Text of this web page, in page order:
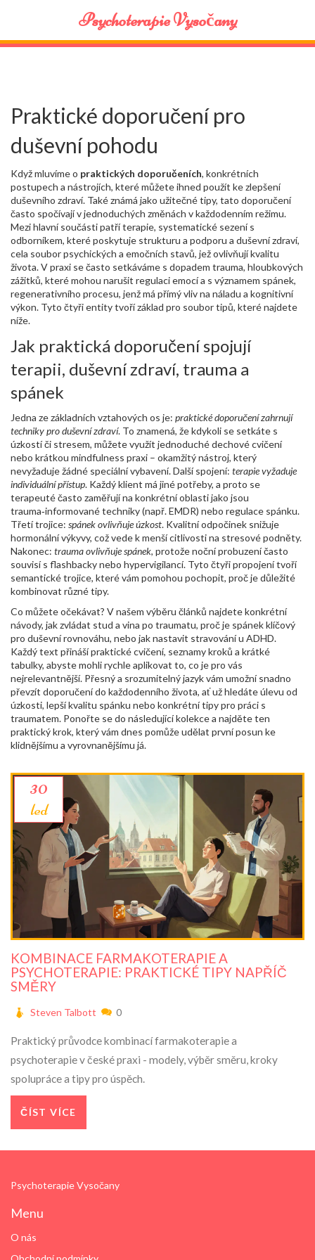
Psychoterapie Vysočany
Praktické doporučení pro
duševní pohodu
Když mluvíme o praktických doporučeních, konkrétních
postupech a nástrojích, které můžete ihned použít ke zlepšení
duševního zdraví. Také známá jako užitečné tipy, tato doporučení
často spočívají v jednoduchých změnách v každodenním režimu.
Mezi hlavní součásti patříterapie, systematické sezení s
odborníkem, které poskytuje strukturu a podporu a duševní zdraví,
cela soubor psychických a emočních stavů, jež ovlivňují kvalitu
života. V praxi se často setkáváme s dopadem trauma, hloubkových
zážitků, které mohou narušit regulaci emocía s významem spánek,
regenerativního procesu, jenž má přímý vliv na náladu a kognitivní
výkon. Tyto čtyři entity tvoří základ pro soubor tipů, které najdete
níže.
Jak praktická doporučení spojují
terapii, duševní zdraví, trauma a
spánek
Jedna ze základních vztahových os je: praktické doporučení zahrnují
techniky pro duševní zdraví. To znamená, že kdykoli se setkáte s
úzkostí či stresem, můžete využít jednoduché dechové cvičení
nebo krátkou mindfulness praxi – okamžitý nástroj, který
nevyžaduje žádné speciální vybavení. Další spojení: terapie vyžaduje
individuální přístup. Každý klient má jiné potřeby, a proto se
terapeuté často zaměřují na konkrétní oblasti jako jsou
trauma‑informované techniky (např. EMDR) nebo regulace spánku.
Třetí trojice: spánek ovlivňuje úzkost. Kvalitní odpočinek snižuje
hormonální výkyvy, což vede k menší citlivosti na stresové podněty.
Nakonec: trauma ovlivňuje spánek, protože noční probuzení často
souvisí s flashbacky nebo hypervigilancí. Tyto čtyři propojení tvoří
semantické trojice, které vám pomohou pochopit, proč je důležité
kombinovat různé tipy.
Co můžete očekávat? V našem výběru článků najdete konkrétní
návody, jak zvládat stud a vina po traumatu, proč je spánek klíčový
pro duševní rovnováhu, nebo jak nastavit stravování u ADHD.
Každý text přináší praktické cvičení, seznamy kroků a krátké
tabulky, abyste mohli rychle aplikovat to, co je pro vás
nejrelevantnější. Přesný a srozumitelný jazyk vám umožní snadno
převzít doporučení do každodenního života, ať už hledáte úlevu od
úzkosti, lepší kvalitu spánku nebo konkrétní tipy pro práci s
traumatem. Ponořte se do následující kolekce a najděte ten
praktický krok, který vám dnes pomůže udělat první posun ke
klidnějšímu a vyrovnanějšímu já.
30
led
KOMBINACE FARMAKOTERAPIE A
PSYCHOTERAPIE: PRAKTICKÉ TIPY NAPŘÍČ
SMĚRY
Steven Talbott 0
Praktický průvodce kombinací farmakoterapie a
psychoterapie v české praxi - modely, výběr směru, kroky
spolupráce a tipy pro úspěch.
ČÍST VÍCE
Psychoterapie Vysočany
Menu
O nás